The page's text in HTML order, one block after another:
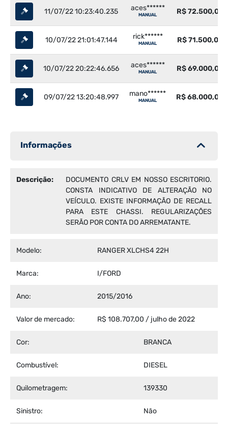
11/07/22 10:23:40.235 aces******
MANUAL R$ 72.500,00
10/07/22 21:01:47.144 rick******
MANUAL R$ 71.500,00
10/07/22 20:22:46.656 aces******
MANUAL R$ 69.000,00
09/07/22 13:20:48.997 mano******
MANUAL R$ 68.000,00
Informações
Descrição:
DOCUMENTO CRLV EM NOSSO ESCRITORIO.
CONSTA INDICATIVO DE ALTERAÇÃO NO
VEÍCULO. EXISTE INFORMAÇÃO DE RECALL
PARA ESTE CHASSI. REGULARIZAÇÕES
SERÃO POR CONTA DO ARREMATANTE.
Modelo: RANGER XLCHS4 22H
Marca: I/FORD
Ano: 2015/2016
Valor de mercado: R$ 108.707,00 / julho de 2022
Cor: BRANCA
Combustível: DIESEL
Quilometragem: 139330
Sinistro: Não